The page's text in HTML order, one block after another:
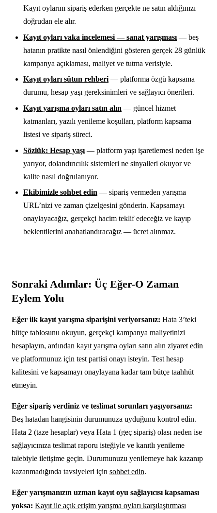
Kayıt oylarını sipariş ederken gerçekte ne satın aldığınızı
doğrudan ele alır.
Kayıt oyları vaka incelemesi — sanat yarışması — beş
hatanın pratikte nasıl önlendiğini gösteren gerçek 28 günlük
kampanya açıklaması, maliyet ve tutma verisiyle.
Kayıt oyları sütun rehberi — platforma özgü kapsama
durumu, hesap yaşı gereksinimleri ve sağlayıcı önerileri.
Kayıt yarışma oyları satın alın — güncel hizmet
katmanları, yazılı yenileme koşulları, platform kapsama
listesi ve sipariş süreci.
Sözlük: Hesap yaşı — platform yaşı işaretlemesi neden işe
yarıyor, dolandırıcılık sistemleri ne sinyalleri okuyor ve
kalite nasıl doğrulanıyor.
Ekibimizle sohbet edin — sipariş vermeden yarışma
URL’nizi ve zaman çizelgesini gönderin. Kapsamayı
onaylayacağız, gerçekçi hacim teklif edeceğiz ve kayıp
beklentilerini anahatlandıracağız — ücret alınmaz.
Sonraki Adımlar: Üç Eğer-O Zaman
Eylem Yolu
Eğer ilk kayıt yarışma siparişini veriyorsanız: Hata 3’teki
bütçe tablosunu okuyun, gerçekçi kampanya maliyetinizi
hesaplayın, ardından kayıt yarışma oyları satın alın ziyaret edin
ve platformunuz için test partisi onayı isteyin. Test hesap
kalitesini ve kapsamayı onaylayana kadar tam bütçe taahhüt
etmeyin.
Eğer sipariş verdiniz ve teslimat sorunları yaşıyorsanız:
Beş hatadan hangisinin durumunuza uyduğunu kontrol edin.
Hata 2 (taze hesaplar) veya Hata 1 (geç sipariş) olası neden ise
sağlayıcınıza teslimat raporu isteğiyle ve kanıtlı yenileme
talebiyle iletişime geçin. Durumunuzu yenilemeye hak kazanıp
kazanmadığında tavsiyeleri için sohbet edin.
Eğer yarışmanızın uzman kayıt oyu sağlayıcısı kapsaması
yoksa: Kayıt ile açık erişim yarışma oyları karşılaştırması